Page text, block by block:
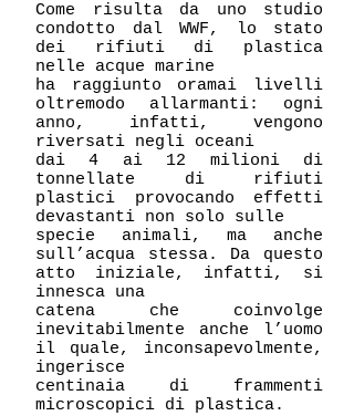
Come risulta da uno studio
condotto dal WWF, lo stato
dei rifiuti di plastica
nelle acque marine
ha raggiunto oramai livelli
oltremodo allarmanti: ogni
anno, infatti, vengono
riversati negli oceani
dai 4 ai 12 milioni di
tonnellate di rifiuti
plastici provocando effetti
devastanti non solo sulle
specie animali, ma anche
sull’acqua stessa. Da questo
atto iniziale, infatti, si
innesca una
catena che coinvolge
inevitabilmente anche l’uomo
il quale, inconsapevolmente,
ingerisce
centinaia di frammenti
microscopici di plastica.